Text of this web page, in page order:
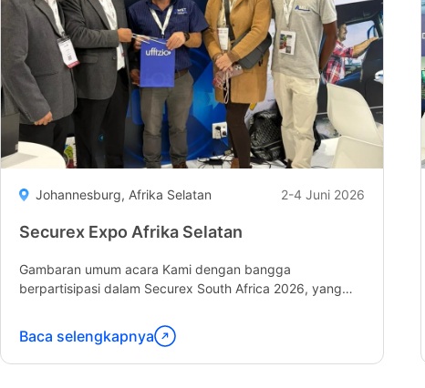
Johannesburg, Afrika Selatan 2-4 Juni 2026
Securex Expo Afrika Selatan
Gambaran umum acara Kami dengan bangga
berpartisipasi dalam Securex South Africa 2026, yang
Lanjutkan
membaca
Baca selengkapnya